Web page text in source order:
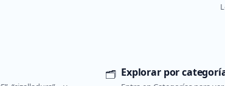
🗂️ Explorar por